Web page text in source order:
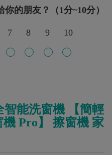
的朋友？（1分~10分）
7 8 9 10
智能洗窗機 【簡輕
Pro】 擦窗機 家